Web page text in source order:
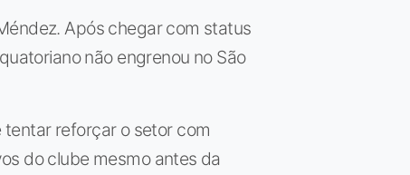
Após chegar com status
não engrenou no São
reforçar o setor com
do clube mesmo antes da